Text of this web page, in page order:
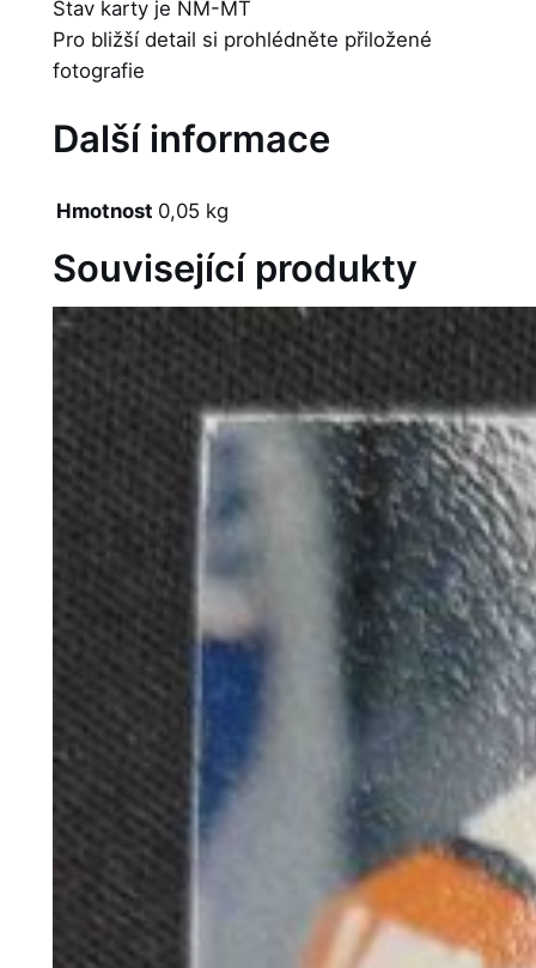
Stav karty je NM-MT
Pro bližší detail si prohlédněte přiložené
fotografie
Další informace
Hmotnost 0,05 kg
Související produkty